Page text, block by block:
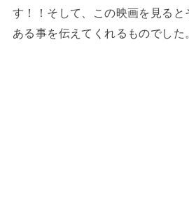
す！！そして、この映画を見ると
ある事を伝えてくれるものでした。